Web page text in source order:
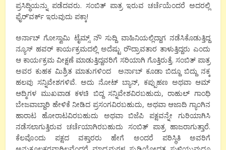
ಪ್ರಸಿದ್ಧಿಯನ್ನು ಪಡೆದವರು. ಸಂಬಿತ್ ಪಾತ್ರ ಇರುವ ಚರ್ಚೆಯೆಂದರೆ ಅದರಲ್ಲಿ
ಫೈರ್’ವರ್ಕ್ ಇರುವುದು ಪಕ್ಕಾ!
ಅರ್ನಾಬ್ ಗೋಸ್ವಾಮಿ ಟೈಮ್ಸ್ ನೌ ಸುದ್ದಿ ವಾಹಿನಿಯಲ್ಲಿದ್ದಾಗ ನಡೆಸಿಕೊಡುತ್ತಿದ್ದ
ನ್ಯೂಸ್ ಹವರ್ ಕಾರ್ಯಕ್ರಮದಲ್ಲಿ ಅದೆಷ್ಟು ರೌದ್ರಾವತಾರ ತಾಳುತ್ತಿದ್ದರು ಎಂದು
ಆ ಕಾರ್ಯಕ್ರಮ ವೀಕ್ಷಣೆ ಮಾಡುತ್ತಿದ್ದವರಿಗೆ ಸರಿಯಾಗಿ ಗೊತ್ತಿರುತ್ತೆ. ಸಂಬಿತ್ ಪಾತ್ರ
ಅವರ ಕುಹಕ ಮಿಶ್ರಿತ ಮಾತುಗಳಿಂದ ಅರ್ನಾಬ್ ಕೂಡಾ ಬಿದ್ದೂ ಬಿದ್ದು ನಕ್ಕ
ಹಲವು ಸನ್ನಿವೇಶಗಳಿವೆ. ಅದು ನೋಟ್ ಬ್ಯಾನ್, ಕಪ್ಪುಹಣ ಅಥವಾ ಆಮ್
ಆದ್ಮಿಗಳ ಮುಖವಾಡ ಕಳಚಿ ಬಿದ್ದ ಸನ್ನಿವೇಶವಿರಬಹುದು, ರಾಹುಲ್ ಗಾಂಧಿ
ಬೇಜವಾಬ್ದಾರಿ ಹೇಳಿಕೆ ನೀಡಿದ ಪ್ರಸಂಗವಿರಬಹುದು, ಅಥವಾ ಆಜಾದಿ ಗ್ಯಾಂಗಿನ
ಹಾರಾಟ ಹೋರಾಟವಿರಬಹುದು ಅಥವಾ ಬಿಜೆಪಿ ಪಕ್ಷವನ್ನೇ ಗುರಿಯಾಗಿಸಿ
ನಡೆಸಲಾಗುತ್ತಿರುವ ಚರ್ಚೆಯಾಗಿರಬಹುದು ಸಂಬಿತ್ ಪಾತ್ರ ಹಾಜರಾಗುತ್ತಾರೆ.
ಕೆಲವೊಂದು ಪಕ್ಷದ ವಕ್ತಾರರು ಹೇಗೆ ಅಂದರೆ ಪರಿಸ್ಥಿತಿ ಅವರಿಗೆ